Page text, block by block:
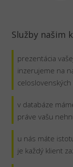
Služby našim
prezentácia
inzerujeme na
v databáze
práve vašu
u nás máte
je každý klient